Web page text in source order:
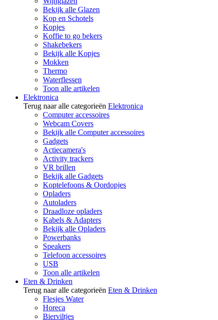
Bekijk alle Glazen
Kop en Schotels
Kopjes
Koffie to go bekers
Shakebekers
Bekijk alle Kopjes
Mokken
Thermo
Waterflessen
Toon alle artikelen
Elektronica
Terug naar alle categorieën Elektronica
Computer accessoires
Webcam Covers
Bekijk alle Computer accessoires
Gadgets
Actiecamera's
Activity trackers
VR brillen
Bekijk alle Gadgets
Koptelefoons & Oordopjes
Opladers
Autoladers
Draadloze opladers
Kabels & Adapters
Bekijk alle Opladers
Powerbanks
Speakers
Telefoon accessoires
USB
Toon alle artikelen
Eten & Drinken
Terug naar alle categorieën Eten & Drinken
Flesjes Water
Horeca
Bierviltjes